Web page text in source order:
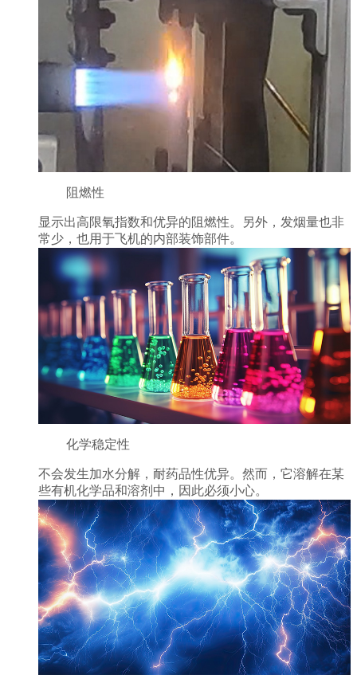
阻燃性
显示出高限氧指数和优异的阻燃性。另外，发烟量也非
常少，也用于飞机的内部装饰部件。
化学稳定性
不会发生加水分解，耐药品性优异。然而，它溶解在某
些有机化学品和溶剂中，因此必须小心。